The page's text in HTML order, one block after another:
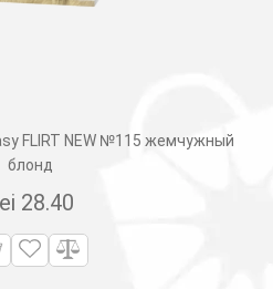
FLIRT NEW №115 жемчужный
блонд
28.40